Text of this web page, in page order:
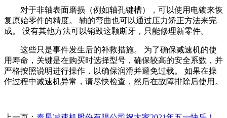
对于非轴表面磨损（例如轴孔键槽），可以使用电镀来恢
复原始零件的精度。 轴的弯曲也可以通过压力矫正方法来完
成。 没有其他方法可以销毁这颗断牙，只能修理新零件。
这些只是事件发生后的补救措施。 为了确保减速机的使
用寿命，关键是在购买时选择型号，确保较高的安全系数，并
严格按照说明进行操作，以确保润滑并避免过载。 如果在操
作过程中减速机异常，请尽快检查，然后在故障排除后使用。